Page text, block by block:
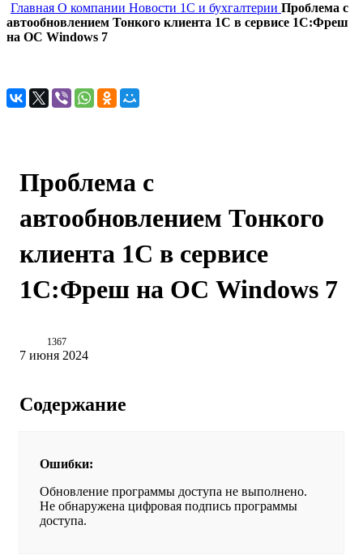
Главная О компании Новости 1С и бухгалтерии Проблема с
автообновлением Тонкого клиента 1С в сервисе 1С:Фреш
на ОС Windows 7
Проблема с
автообновлением Тонкого
клиента 1С в сервисе
1С:Фреш на ОС Windows 7
1367
7 июня 2024
Содержание
Ошибки:
Обновление программы доступа не выполнено.
Не обнаружена цифровая подпись программы
доступа.